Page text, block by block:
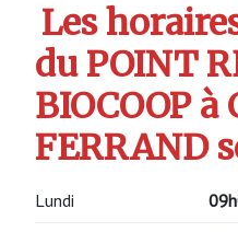
Les
du POINT
BIOCOOP
FERRAND
Lundi